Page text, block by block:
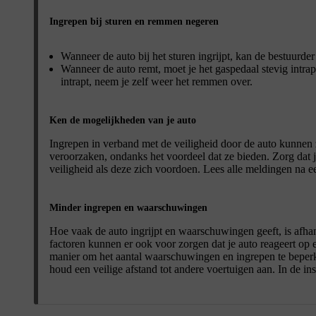
Ingrepen bij sturen en remmen negeren
Wanneer de auto bij het sturen ingrijpt, kan de
Wanneer de auto remt, moet je het gaspedaal stevig
intrapt, neem je zelf weer het remmen over.
Ken de mogelijkheden van je auto
Ingrepen in verband met de veiligheid door de auto
veroorzaken, ondanks het voordeel dat ze bieden. Zorg
veiligheid als deze zich voordoen. Lees alle meldingen na
Minder ingrepen en waarschuwingen
Hoe vaak de auto ingrijpt en waarschuwingen geeft, is
factoren kunnen er ook voor zorgen dat je auto reageert
manier om het aantal waarschuwingen en ingrepen te
houd een veilige afstand tot andere voertuigen aan. In de